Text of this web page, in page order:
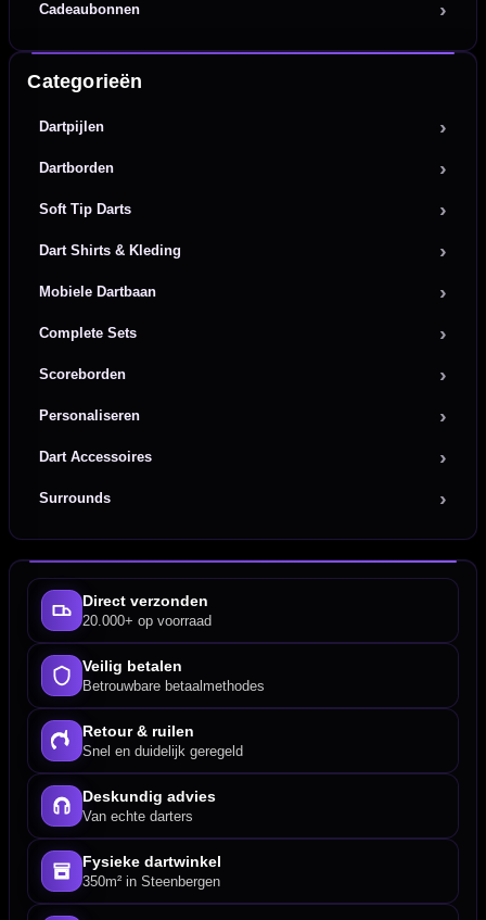
Cadeaubonnen
Categorieën
Dartpijlen
Dartborden
Soft Tip Darts
Dart Shirts & Kleding
Mobiele Dartbaan
Complete Sets
Scoreborden
Personaliseren
Dart Accessoires
Surrounds
Direct verzonden
20.000+ op voorraad
Veilig betalen
Betrouwbare betaalmethodes
Retour & ruilen
Snel en duidelijk geregeld
Deskundig advies
Van echte darters
Fysieke dartwinkel
350m² in Steenbergen